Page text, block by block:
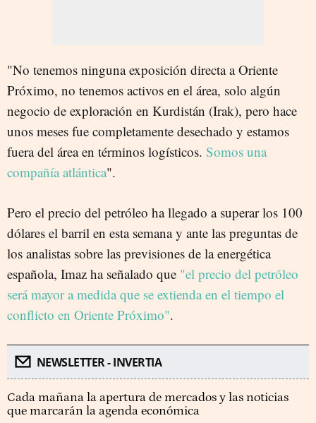
"No tenemos ninguna exposición directa a Oriente
Próximo, no tenemos activos en el área, solo algún
negocio de exploración en Kurdistán (Irak), pero hace
unos meses fue completamente desechado y estamos
fuera del área en términos logísticos. Somos una
compañía atlántica".
Pero el precio del petróleo ha llegado a superar los 100
dólares el barril en esta semana y ante las preguntas de
los analistas sobre las previsiones de la energética
española, Imaz ha señalado que "el precio del petróleo
será mayor a medida que se extienda en el tiempo el
conflicto en Oriente Próximo".
NEWSLETTER - INVERTIA
Cada mañana la apertura de mercados y las noticias
que marcarán la agenda económica